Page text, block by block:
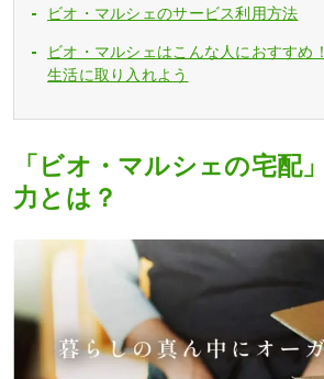
ビオ・マルシェのサービス利用方法
ビオ・マルシェはこんな人におすすめ
生活に取り入れよう
「ビオ・マルシェの宅配
力とは？